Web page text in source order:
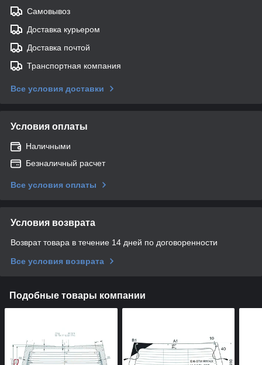
Самовывоз
Доставка курьером
Доставка почтой
Транспортная компания
Все условия доставки
Условия оплаты
Наличными
Безналичный расчет
Все условия оплаты
Условия возврата
Возврат товара в течение 14 дней по договоренности
Все условия возврата
Подобные товары компании